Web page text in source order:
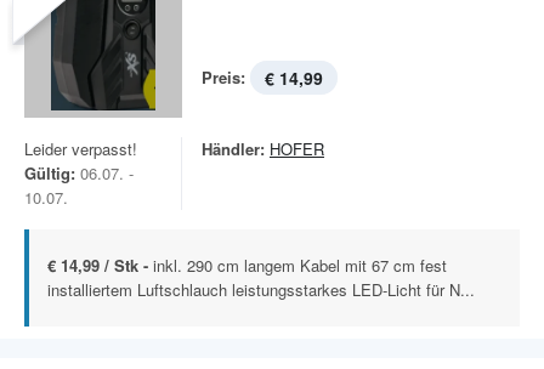
Preis: € 14,99
Leider verpasst!
Gültig: 06.07. -
10.07.
Händler: HOFER
€ 14,99 / Stk - inkl. 290 cm langem Kabel mit 67 cm fest
installiertem Luftschlauch leistungsstarkes LED-Licht für N...